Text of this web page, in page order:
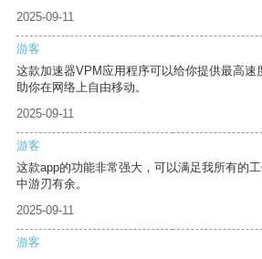
2025-09-11
游客
这款加速器VPM应用程序可以给你提供最高速
助你在网络上自由移动。
2025-09-11
游客
这款app的功能非常强大，可以满足我所有的
中游刃有余。
2025-09-11
游客